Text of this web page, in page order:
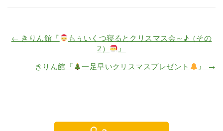
← きりん館『
もぅいくつ寝るとクリスマス会～♪（その
2）
』
きりん館『
一足早いクリスマスプレゼント 』 →